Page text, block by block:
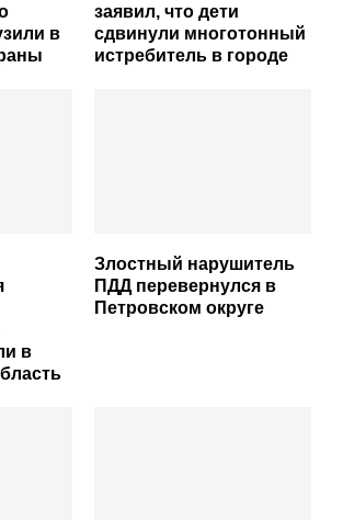
в
заявил, что дети
сдвинули многотонный
истребитель в городе
в
Злостный нарушитель
ПДД перевернулся в
Петровском округе